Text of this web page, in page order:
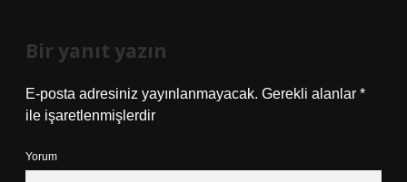
Bir yanıt yazın
E-posta adresiniz yayınlanmayacak. Gerekli alanlar *
ile işaretlenmişlerdir
Yorum